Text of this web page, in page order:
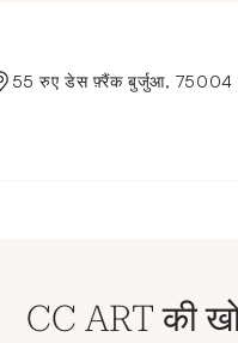
55 रुए डेस फ़्रैंक बुर्जुआ, 75004
CC ART की